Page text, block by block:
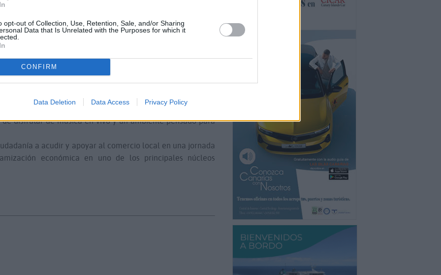
opt-out of Collection, Use, Retention, Sale, and/or Sharing
Data that Is Unrelated with the Purposes for which it
CONFIRM
Data Deletion Data Access Privacy Policy
del municipio y fomentar el consumo responsable y de
subraya que “desde el Ayuntamiento seguimos apostando
comercial y ayuden a dinamizar las zonas abiertas del
impulsan las ventas, sino que también convierten nuestros
y participativos”, añade.
de 10:00 a 15:00 horas, en las calles Diputado Manuel
Carmen, dentro de la zona comercial abierta de Morro
y visitantes podrán encontrar productos de diferentes
disfrutar de música en vivo y un ambiente pensado para
a acudir y apoyar al comercio local en una jornada
económica en uno de los principales núcleos